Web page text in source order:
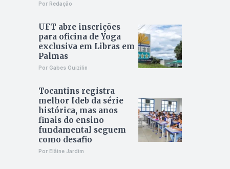
Por Redação
UFT abre inscrições
para oficina de Yoga
exclusiva em Libras em
Palmas
Por Gabes Guizilin
Tocantins registra
melhor Ideb da série
histórica, mas anos
finais do ensino
fundamental seguem
como desafio
Por Elâine Jardim